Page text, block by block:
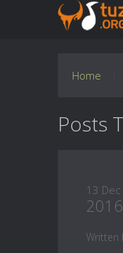
Home
Posts
13 Dec
2016
Written